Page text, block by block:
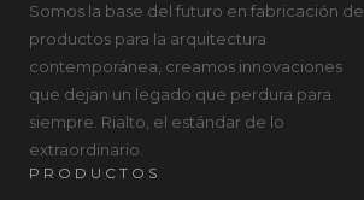
Somos la base del futuro en fabricación de
productos para la arquitectura
contemporánea, creamos innovaciones
que dejan un legado que perdura para
siempre. Rialto, el estándar de lo
extraordinario.
PRODUCTOS